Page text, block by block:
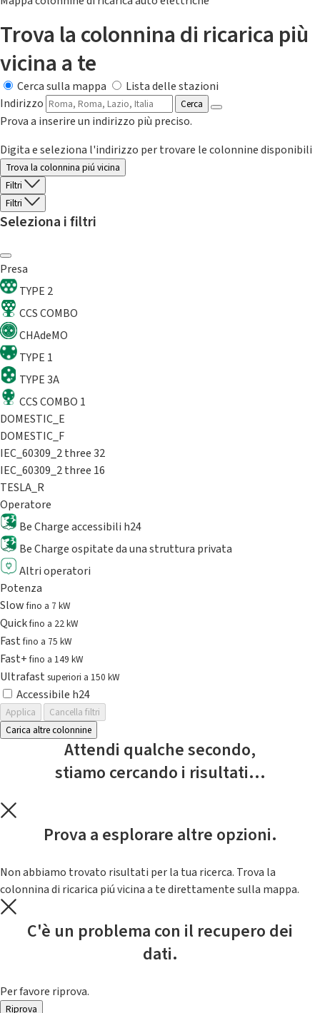
Trova la colonnina di ricarica più
vicina a te
Cerca sulla mappa
Lista delle stazioni
Indirizzo
Cerca
Prova a inserire un indirizzo più preciso.
Digita e seleziona l'indirizzo per trovare le colonnine disponibili
Trova la colonnina piú vicina
Filtri
Filtri
Seleziona i filtri
Presa
TYPE 2
CCS COMBO
CHAdeMO
TYPE 1
TYPE 3A
CCS COMBO 1
DOMESTIC_E
DOMESTIC_F
IEC_60309_2 three 32
IEC_60309_2 three 16
TESLA_R
Operatore
Be Charge accessibili h24
Be Charge ospitate da una struttura privata
Altri operatori
Potenza
Slowfino a 7 kW
Quickfino a 22 kW
Fastfino a 75 kW
Fast+fino a 149 kW
Ultrafast superiori a 150 kW
Accessibile h24
Applica
Cancella filtri
Carica altre colonnine
Attendi qualche secondo,
stiamo cercando i risultati...
Prova a esplorare altre opzioni.
Non abbiamo trovato risultati per la tua ricerca. Trova la
colonnina di ricarica piú vicina a te direttamente sulla mappa.
C'è un problema con il recupero dei
dati.
Per favore riprova.
Riprova